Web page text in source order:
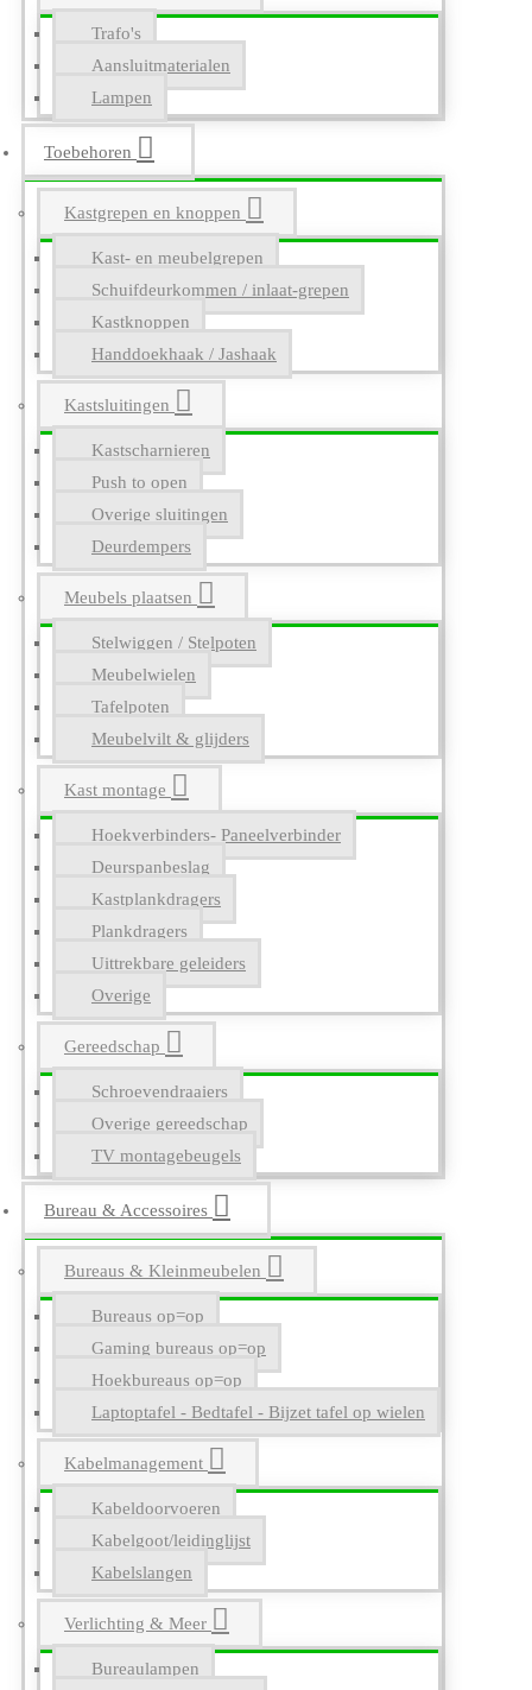
Trafo's
Aansluitmaterialen
Lampen
Toebehoren
Kastgrepen en knoppen
Kast- en meubelgrepen
Schuifdeurkommen / inlaat-grepen
Kastknoppen
Handdoekhaak / Jashaak
Kastsluitingen
Kastscharnieren
Push to open
Overige sluitingen
Deurdempers
Meubels plaatsen
Stelwiggen / Stelpoten
Meubelwielen
Tafelpoten
Meubelvilt & glijders
Kast montage
Hoekverbinders- Paneelverbinder
Deurspanbeslag
Kastplankdragers
Plankdragers
Uittrekbare geleiders
Overige
Gereedschap
Schroevendraaiers
Overige gereedschap
TV montagebeugels
Bureau & Accessoires
Bureaus & Kleinmeubelen
Bureaus op=op
Gaming bureaus op=op
Hoekbureaus op=op
Laptoptafel - Bedtafel - Bijzet tafel op wielen
Kabelmanagement
Kabeldoorvoeren
Kabelgoot/leidinglijst
Kabelslangen
Verlichting & Meer
Bureaulampen